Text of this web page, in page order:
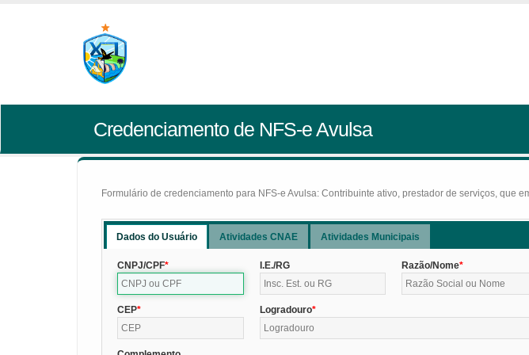
Credenciamento de NFS-e Avulsa
Formulário de credenciamento para NFS-e Avulsa: Contribuinte ativo, prestador de serviços, que
Dados do Usuário Atividades CNAE Atividades Municipais
CNPJ/CPF I.E./RG Razão/Nome
CEP Logradouro